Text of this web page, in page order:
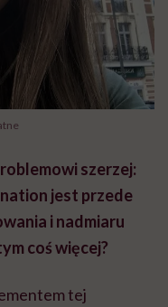
szerzej:
jest przede
i nadmiaru
coś więcej?
tej